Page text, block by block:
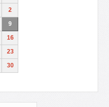
2
9
16
23
30